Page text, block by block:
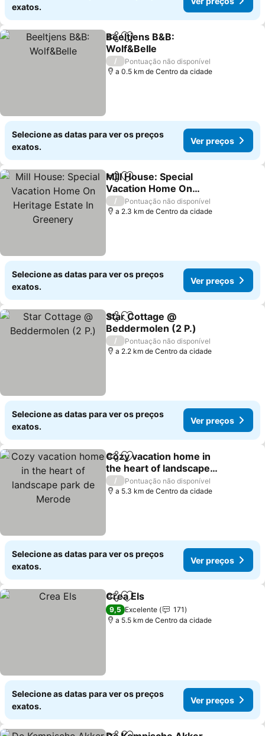
exatos.
PartilharAdicionar aos favoritos
Beeltjens B&B:
Wolf&Belle
/
Pontuação não disponível
a 0.5 km de Centro da cidade
Selecione as datas para ver os preços
exatos.
Ver preços
PartilharAdicionar aos favoritos
Mill House: Special
Vacation Home On
Heritage Estate In
Greenery
/
Pontuação não disponível
a 2.3 km de Centro da cidade
Selecione as datas para ver os preços
exatos.
Ver preços
PartilharAdicionar aos favoritos
Star Cottage @
Beddermolen (2 P.)
/
Pontuação não disponível
a 2.2 km de Centro da cidade
Selecione as datas para ver os preços
exatos.
Ver preços
PartilharAdicionar aos favoritos
Cozy vacation home in
the heart of landscape
park de Merode
/
Pontuação não disponível
a 5.3 km de Centro da cidade
Selecione as datas para ver os preços
exatos.
Ver preços
PartilharAdicionar aos favoritos
Crea Els
9,5 Excelente
171
a 5.5 km de Centro da cidade
Selecione as datas para ver os preços
exatos.
Ver preços